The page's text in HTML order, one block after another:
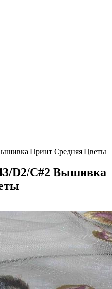
Принт Средняя Цветы
D2/C#2 Вышивка